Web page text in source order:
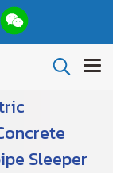
Sleeper